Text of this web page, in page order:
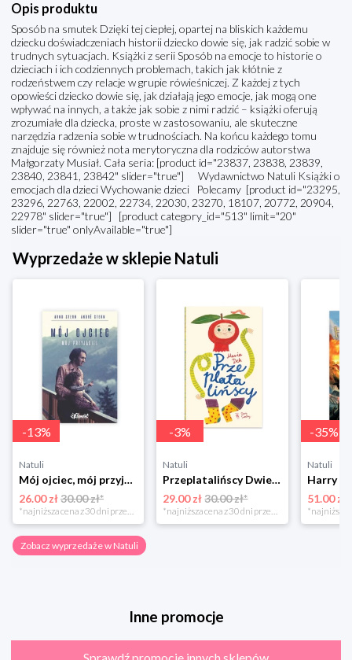
Opis produktu
Sposób na smutek Dzięki tej ciepłej, opartej na bliskich każdemu
dziecku doświadczeniach historii dziecko dowie się, jak radzić sobie w
trudnych sytuacjach. Książki z serii Sposób na emocje to historie o
dzieciach i ich codziennych problemach, takich jak kłótnie z
rodzeństwem czy relacje w grupie rówieśniczej. Z każdej z tych
opowieści dziecko dowie się, jak działają jego emocje, jak mogą one
wpływać na innych, a także jak sobie z nimi radzić – książki oferują
zrozumiałe dla dziecka, proste w zastosowaniu, ale skuteczne
narzędzia radzenia sobie w trudnościach. Na końcu każdego tomu
znajduje się również nota merytoryczna dla rodziców autorstwa
Małgorzaty Musiał. Cała seria: [product id="23837, 23838, 23839,
23840, 23841, 23842" slider="true"] Wydawnictwo Natuli Książki o
emocjach dla dzieci Wychowanie dzieci Polecamy [product id="23295,
23296, 22763, 22002, 22734, 22030, 23270, 18107, 20772, 20904,
22978" slider="true"] [product category_id="513" limit="20"
slider="true" onlyAvailable="true"]
Wyprzedaże w sklepie Natuli
-13%
Natuli
Mój ojciec, mój przyjaciel Element
26.00 zł30.00 zł*
*najniższa cena z 30 dni przed obniżką
-3%
Natuli
Przeplatalińscy Dwie siostry
29.00 zł 30.00 zł*
*najniższa cena z 30 dni przed obniżką
-35%
Natuli
51.00 zł
Zobacz wyprzedaże w Natuli
Inne promocje